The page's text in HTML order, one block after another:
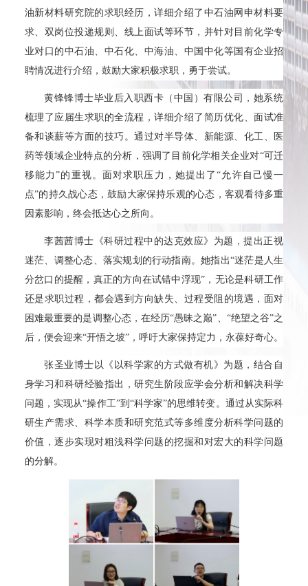
油新材料研究院的求职经历，详细介绍了中石油网申材料要
求、双岗位投递规则、线上面试等环节，并针对目前化学专
业对口的中石油、中石化、中海油、中国中化等国有企业招
聘情况进行介绍，鼓励大家积极求职，勇于尝试。
黄锋锋博士毕业后入职西卡（中国）有限公司，她系统
梳理了应届生求职的全流程，详细介绍了简历优化、面试准
备和谈薪等方面的技巧。通过对半导体、新能源、化工、医
药等领域企业特点的分析，强调了目前化学相关企业对“可迁
移能力”的重视。面对求职压力，她提出了“允许自己慢一
点”的持久战心态，鼓励大家保持乐观的心态，客观看待多重
因素影响，终会抵达心之所向。
李茜茜博士《科研过程中的达克效应》为题，提出正视
迷茫、调整心态、落实规划的行动指南。她指出“迷茫是人生
分岔口的提醒，真正的方向在试错中浮现”，无论是科研工作
还是求职过程，都会遇到方向缺失、过程受阻的境遇，面对
困难最重要的是调整心态，在经历“愚昧之巅”、“绝望之谷”之
后，便会迎来“开悟之坡”，呼吁大家保持定力，永葆好奇心。
张圣业博士以《以科学家的方式做有机》为题，结合自
身学习和科研经验指出，研究生阶段应学会分析和解决科学
问题，实现从“操作工”到“科学家”的思维转变。通过从实际科
研生产需求、科学本质和研究范式等多维度分析科学问题的
价值，逐步实现对粗浅科学问题的挖掘和对宏大的科学问题
的分解。